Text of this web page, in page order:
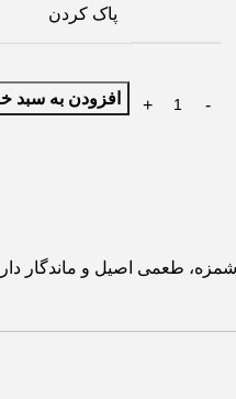
پاک کردن
افزودن به سبد
طعمی اصیل و ماندگار